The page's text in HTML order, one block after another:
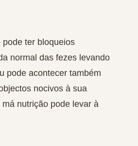
ter bloqueios
normal das fezes levando
pode acontecer também
nocivos à sua
nutrição pode levar à